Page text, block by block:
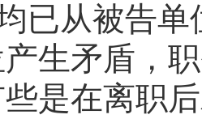
已从被告单
生矛盾，
是在离职